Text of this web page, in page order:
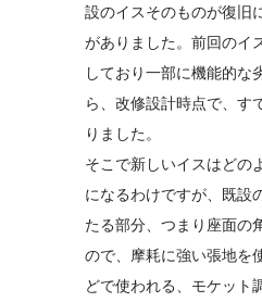
設のイスそのものが復旧
がありました。前回のイ
しており一部に機能的な
ら、改修設計時点で、す
りました。
そこで新しいイスはどの
になるわけですが、既設
たる部分、つまり座面の
ので、摩耗に強い張地を
どで使われる、モケット